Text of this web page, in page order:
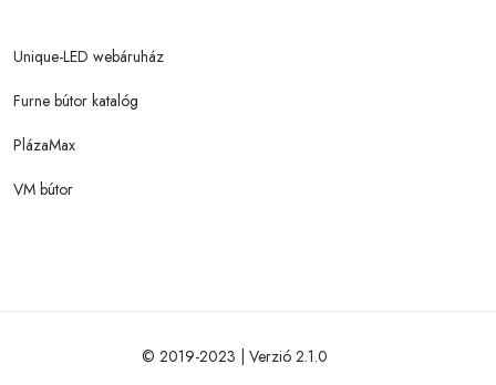
Unique-LED webáruház
Furne bútor katalóg
PlázaMax
VM bútor
© 2019-2023 | Verzió 2.1.0